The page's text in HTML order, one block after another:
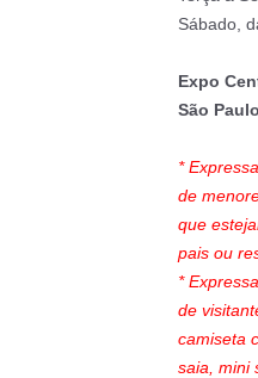
Sábado,
Expo
São
*
de
que
pais ou
*
de
camiseta
saia, mini